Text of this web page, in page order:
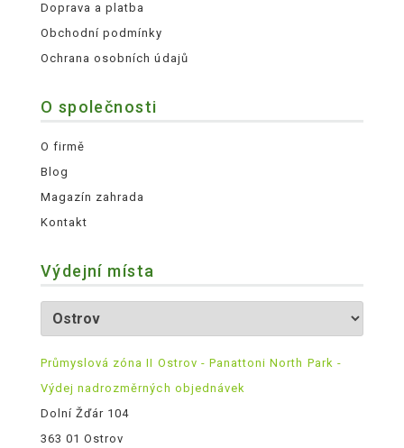
Doprava a platba
Obchodní podmínky
Ochrana osobních údajů
O společnosti
O firmě
Blog
Magazín zahrada
Kontakt
Výdejní místa
Průmyslová zóna II Ostrov - Panattoni North Park -
Výdej nadrozměrných objednávek
Dolní Žďár 104
363 01 Ostrov